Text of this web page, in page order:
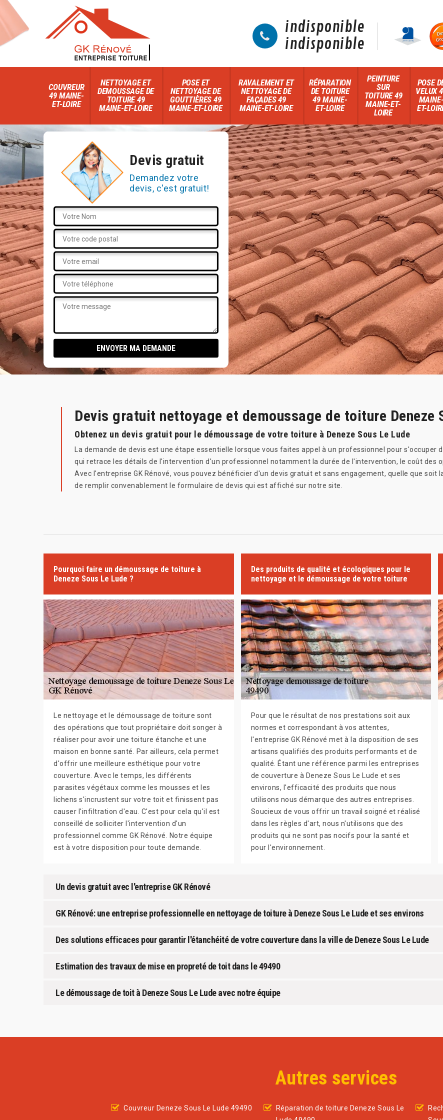
indisponible
indisponible
COUVREUR
49 MAINE-
ET-LOIRE
NETTOYAGE ET
DEMOUSSAGE DE
TOITURE 49
MAINE-ET-LOIRE
POSE ET
NETTOYAGE DE
GOUTTIÈRES 49
MAINE-ET-LOIRE
RAVALEMENT ET
NETTOYAGE DE
FAÇADES 49
MAINE-ET-LOIRE
RÉPARATION
DE TOITURE
49 MAINE-
ET-LOIRE
PEINTURE
SUR
TOITURE 49
MAINE-ET-
LOIRE
POSE
VELUX
MAINE-
ET-
Devis gratuit
Demandez votre
devis, c'est gratuit!
Devis gratuit nettoyage et demoussage de toiture Deneze
Obtenez un devis gratuit pour le démoussage de votre toiture à Deneze Sous Le Lude
La demande de devis est une étape essentielle lorsque vous faites appel à un professionnel pour s'occuper
qui retrace les détails de l'intervention d'un professionnel notamment la durée de l'intervention, le coût des
Avec l'entreprise GK Rénové, vous pouvez bénéficier d'un devis gratuit et sans engagement, quelle que
de remplir convenablement le formulaire de devis qui est affiché sur notre site.
Pourquoi faire un démoussage de toiture à
Deneze Sous Le Lude ?
Le nettoyage et le démoussage de toiture sont
des opérations que tout propriétaire doit songer à
réaliser pour avoir une toiture étanche et une
maison en bonne santé. Par ailleurs, cela permet
d'offrir une meilleure esthétique pour votre
couverture. Avec le temps, les différents
parasites végétaux comme les mousses et les
lichens s'incrustent sur votre toit et finissent pas
causer l'infiltration d'eau. C'est pour cela qu'il est
conseillé de solliciter l'intervention d'un
professionnel comme GK Rénové. Notre équipe
est à votre disposition pour toute demande.
Des produits de qualité et écologiques pour le
nettoyage et le démoussage de votre toiture
Pour que le résultat de nos prestations soit aux
normes et correspondant à vos attentes,
l'entreprise GK Rénové met à la disposition de ses
artisans qualifiés des produits performants et de
qualité. Étant une référence parmi les entreprises
de couverture à Deneze Sous Le Lude et ses
environs, l'efficacité des produits que nous
utilisons nous démarque des autres entreprises.
Soucieux de vous offrir un travail soigné et réalisé
dans les règles d'art, nous n'utilisons que des
produits qui ne sont pas nocifs pour la santé et
pour l'environnement.
Un devis gratuit avec l'entreprise GK Rénové
GK Rénové: une entreprise professionnelle en nettoyage de toiture à Deneze Sous Le Lude et ses environs
Des solutions efficaces pour garantir l'étanchéité de votre couverture dans la ville de Deneze Sous Le Lude
Estimation des travaux de mise en propreté de toit dans le 49490
Le démoussage de toit à Deneze Sous Le Lude avec notre équipe
Autres services
Couvreur Deneze Sous Le Lude 49490
Réparation de toiture Deneze Sous Le